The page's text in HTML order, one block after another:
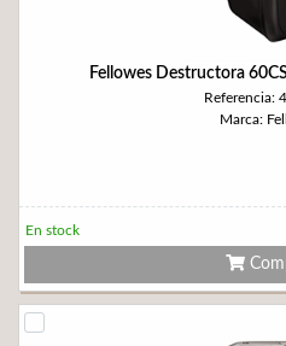
Fellowes Destructora
Referencia:
Marca:
En stock